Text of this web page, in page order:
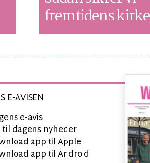
fremtidens kirke
E-AVISEN
e-avis
til dagens nyheder
app til Apple
app til Android